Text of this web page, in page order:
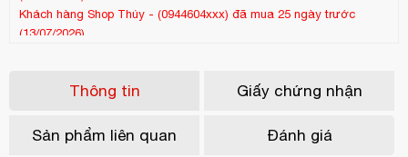
Khách hàng Shop Thúy (0944604xxx) đã mua 25 ngày trước
(13/07/2026)
Thông tin Giấy chứng nhận
Sản phẩm liên quan Đánh giá